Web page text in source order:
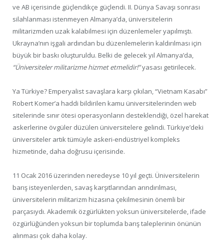
ve AB içerisinde güçlendikçe güçlendi. II. Dünya Savaşı sonrası
silahlanması istenmeyen Almanya’da, üniversitelerin
militarizmden uzak kalabilmesi için düzenlemeler yapılmıştı.
Ukrayna’nın işgali ardından bu düzenlemelerin kaldırılması için
büyük bir baskı oluşturuldu. Belki de gelecek yıl Almanya’da,
“Üniversiteler militarizme hizmet etmelidir!”yasası getirilecek.
Ya Türkiye? Emperyalist savaşlara karşı çıkılan, “Vietnam Kasabı”
Robert Komer’a haddi bildirilen kamu üniversitelerinden web
sitelerinde sınır ötesi operasyonların desteklendiği, özel harekat
askerlerine övgüler düzülen üniversitelere gelindi. Türkiye’deki
üniversiteler artık tümüyle askeri-endüstriyel kompleks
hizmetinde, daha doğrusu içerisinde.
11 Ocak 2016 üzerinden neredeyse 10 yıl geçti. Üniversitelerin
barış isteyenlerden, savaş karşıtlarından arındırılması,
üniversitelerin militarizm hizasına çekilmesinin önemli bir
parçasıydı. Akademik özgürlükten yoksun üniversitelerde, ifade
özgürlüğünden yoksun bir toplumda barış taleplerinin önünün
alınması çok daha kolay.